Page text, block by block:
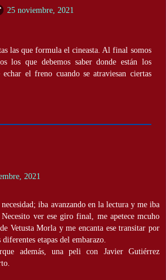
25 noviembre, 2021
las que formula el cineasta. Al final somos
los que debemos saber donde están los
el freno cuando se atraviesan ciertas
2021
iba avanzando en la lectura y me iba
Necesito ver ese giro final, me apetece mcuho
Vetusta Morla y me encanta ese transitar por
diferentes etapas del embarazo.
además, una peli con Javier Gutiérrez